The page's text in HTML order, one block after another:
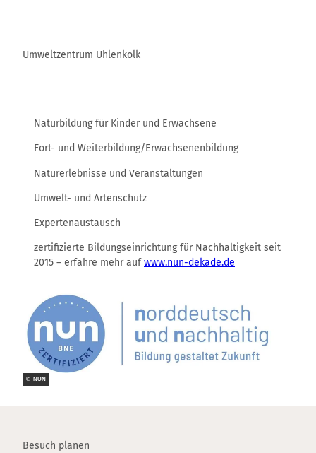
Umweltzentrum Uhlenkolk
Naturbildung für Kinder und Erwachsene
Fort- und Weiterbildung/Erwachsenenbildung
Naturerlebnisse und Veranstaltungen
Umwelt- und Artenschutz
Expertenaustausch
zertifizierte Bildungseinrichtung für Nachhaltigkeit seit
2015 – erfahre mehr aufwww.nun-dekade.de
© NUN
Besuch planen